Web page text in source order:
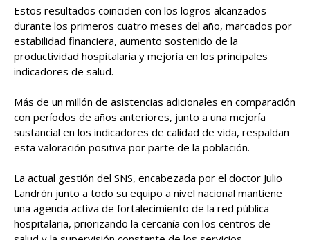
Estos resultados coinciden con los logros alcanzados
durante los primeros cuatro meses del año, marcados por
estabilidad financiera, aumento sostenido de la
productividad hospitalaria y mejoría en los principales
indicadores de salud.
Más de un millón de asistencias adicionales en comparación
con períodos de años anteriores, junto a una mejoría
sustancial en los indicadores de calidad de vida, respaldan
esta valoración positiva por parte de la población.
La actual gestión del SNS, encabezada por el doctor Julio
Landrón junto a todo su equipo a nivel nacional mantiene
una agenda activa de fortalecimiento de la red pública
hospitalaria, priorizando la cercanía con los centros de